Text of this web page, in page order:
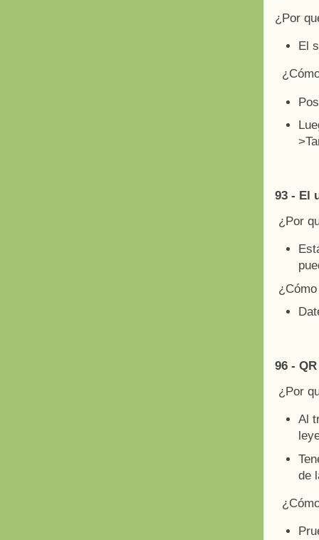
¿Por
El
93 - El
¿Por
96 -
¿Por
Al
de